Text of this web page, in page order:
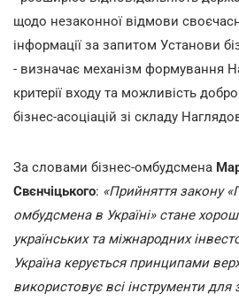
щодо незаконної відмови
інформації за запитом Установи
- визначає механізм формування
критерії входу та можливість
бізнес-асоціацій зі складу
За словами бізнес-омбудсмена
Свєнчіцького: «Прийняття закону
омбудсмена в Україні» стане
українських та міжнародних
Україна керується принципами
використовує всі інструменти для